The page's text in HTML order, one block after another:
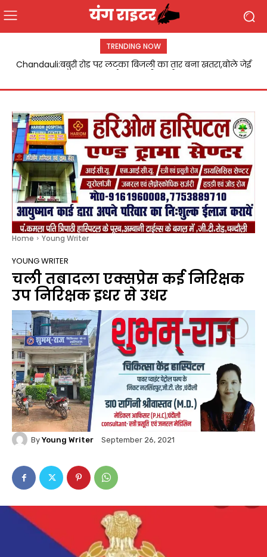
TRENDING NOW
Chandauli:बबुरी रोड पर लटका बिजली का तार बना खतरा,बोले जेई
डिप्टी सीएम बृजेश पाठक ने डॉ. विजय लक्ष्मी पाण्डेय को किया
Home Young Writer
YOUNG WRITER
चली तबादला एक्सप्रेस कई निरिक्षक
उप निरिक्षक इधर से उधर
By Young Writer September 26, 2021